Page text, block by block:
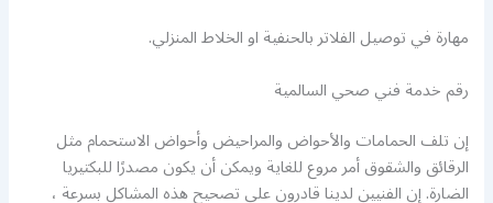
مهارة في توصيل الفلاتر بالحنفية او الخلاط المنزلي.
رقم خدمة فني صحي السالمية
إن تلف الحمامات والأحواض والمراحيض وأحواض الاستحمام مثل
الرقائق والشقوق أمر مروع للغاية ويمكن أن يكون مصدرًا للبكتيريا
الضارة. إن الفنيين لدينا قادرون على تصحيح هذه المشاكل بسرعة ،